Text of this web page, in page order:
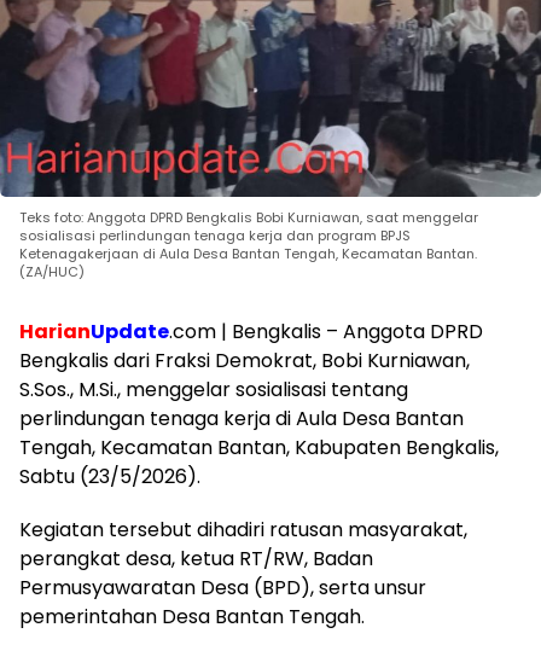
Teks foto: Anggota DPRD Bengkalis Bobi Kurniawan, saat menggelar
sosialisasi perlindungan tenaga kerja dan program BPJS
Ketenagakerjaan di Aula Desa Bantan Tengah, Kecamatan Bantan.
(ZA/HUC)
HarianUpdate.com | Bengkalis – Anggota DPRD
Bengkalis dari Fraksi Demokrat, Bobi Kurniawan,
S.Sos., M.Si., menggelar sosialisasi tentang
perlindungan tenaga kerja di Aula Desa Bantan
Tengah, Kecamatan Bantan, Kabupaten Bengkalis,
Sabtu (23/5/2026).
Kegiatan tersebut dihadiri ratusan masyarakat,
perangkat desa, ketua RT/RW, Badan
Permusyawaratan Desa (BPD), serta unsur
pemerintahan Desa Bantan Tengah.